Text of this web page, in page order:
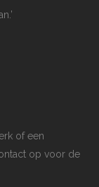
of een
op voor de